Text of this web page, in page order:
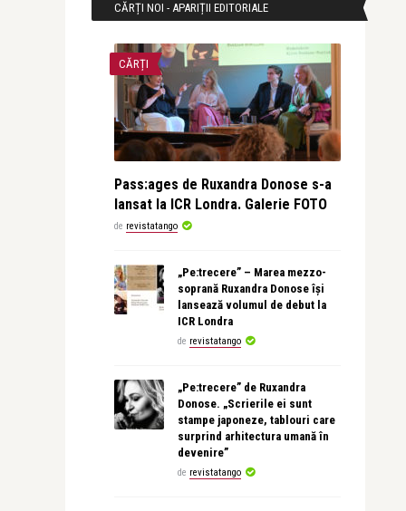
CĂRȚI NOI - APARIȚII EDITORIALE
CĂRȚI
Pass:ages de Ruxandra Donose s-a
lansat la ICR Londra. Galerie FOTO
de revistatango
„Pe:trecere” – Marea mezzo-
soprană Ruxandra Donose își
lansează volumul de debut la
ICR Londra
de revistatango
„Pe:trecere” de Ruxandra
Donose. „Scrierile ei sunt
stampe japoneze, tablouri care
surprind arhitectura umană în
devenire”
de revistatango